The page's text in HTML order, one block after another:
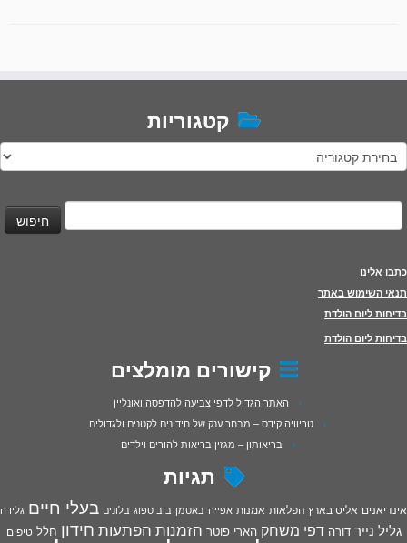
קטגוריות
קטגוריות
חיפוש:
כתבו אלינו
תנאי השימוש באתר
בדיחות ליום הולדת
בדיחות ליום הולדת
קישורים מומלצים
האתר הגדול לדפי צביעה להדפסה ואונליין
טריוויה קידס – מבחר ענק של חידונים לקטנים ולגדולים
בריאותון – מגזין בריאות להורים וילדים
תגיות
אינדיאנים אליס בארץ הפלאות אמנות אפייה באטמן בוב ספוג בלונים בעלי חיים גלידה
גליל נייר דורה דפי משחק הארי פוטר הזמנות הפתעות חידון חלל טיפים